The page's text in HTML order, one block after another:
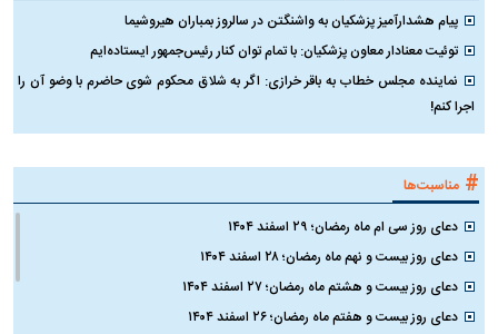
پیام هشدارآمیز پزشکیان به واشنگتن در سالروز بمباران هیروشیما
توئیت معنادار معاون پزشکیان: با تمام توان کنار رئیس‌جمهور ایستاده‌ایم
نماینده مجلس خطاب به باقر خرازی: اگر به شلاق محکوم شوی حاضرم با وضو آن را
اجرا کنم!
# مناسبت‌ها
دعای روز سی ام ماه رمضان؛ ۲۹ اسفند ۱۴۰۴
دعای روز بیست و نهم ماه رمضان؛ ۲۸ اسفند ۱۴۰۴
دعای روز بیست و هشتم ماه رمضان؛ ۲۷ اسفند ۱۴۰۴
دعای روز بیست و هفتم ماه رمضان؛ ۲۶ اسفند ۱۴۰۴